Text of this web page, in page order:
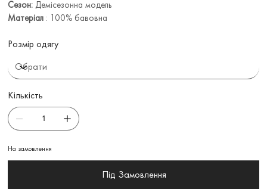
Сезон: Демісезонна модель
Матеріал : 100% бавовна
Розмір одягу
Кількість
На замовлення
Під Замовлення